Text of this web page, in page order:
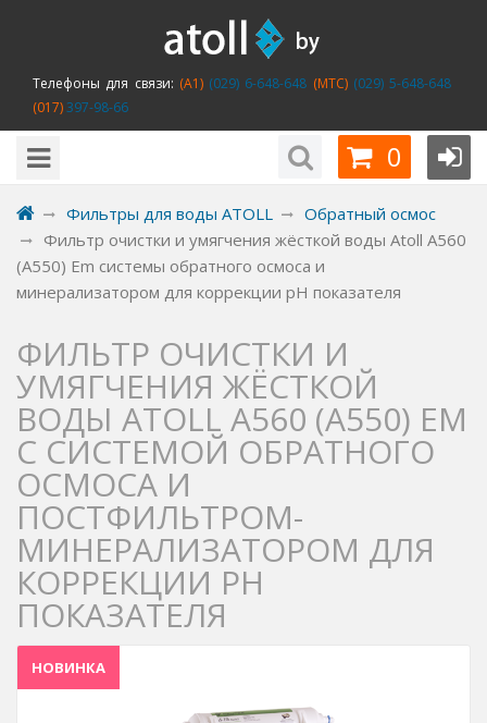
Телефоны для связи: (A1)(029) 6-648-648 (MTC)(029) 5-648-648
(017)397-98-66
0
Фильтры для воды ATOLL
Обратный осмос
Фильтр очистки и умягчения жёсткой воды Atoll А560
(A550) Еm системы обратного осмоса и
минерализатором для коррекции pH показателя
ФИЛЬТР ОЧИСТКИ И
УМЯГЧЕНИЯ ЖЁСТКОЙ
ВОДЫ ATOLL А560 (A550) ЕM
С СИСТЕМОЙ ОБРАТНОГО
ОСМОСА И
ПОСТФИЛЬТРОМ-
МИНЕРАЛИЗАТОРОМ ДЛЯ
КОРРЕКЦИИ PH
ПОКАЗАТЕЛЯ
НОВИНКА